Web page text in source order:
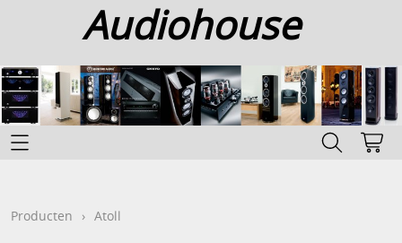
Audiohouse
Producten › Atoll